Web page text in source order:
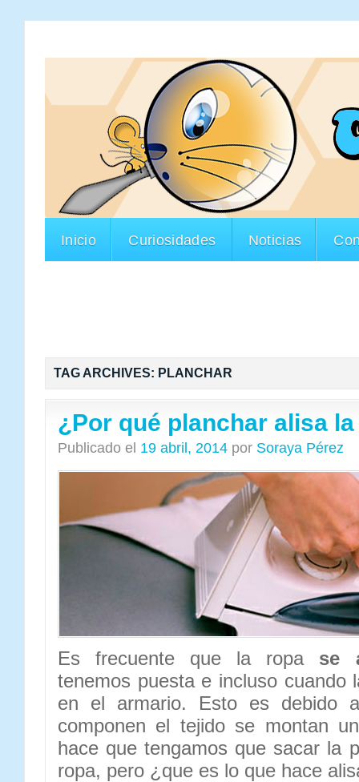
Inicio Curiosidades Noticias
TAG ARCHIVES: PLANCHAR
¿Por qué planchar alisa
Publicado el 19 abril, 2014 por Soraya Pérez
Es frecuente que la ropa se
tenemos puesta e incluso cuando
en el armario. Esto es debido
componen el tejido se montan
hace que tengamos que sacar la
ropa, pero ¿que es lo que hace